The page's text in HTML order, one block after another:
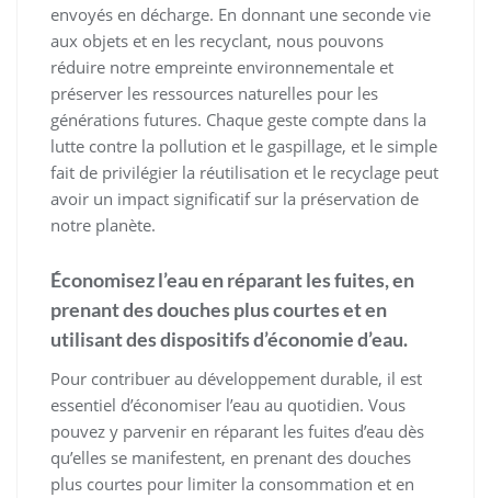
envoyés en décharge. En donnant une seconde vie
aux objets et en les recyclant, nous pouvons
réduire notre empreinte environnementale et
préserver les ressources naturelles pour les
générations futures. Chaque geste compte dans la
lutte contre la pollution et le gaspillage, et le simple
fait de privilégier la réutilisation et le recyclage peut
avoir un impact significatif sur la préservation de
notre planète.
Économisez l’eau en réparant les fuites, en
prenant des douches plus courtes et en
utilisant des dispositifs d’économie d’eau.
Pour contribuer au développement durable, il est
essentiel d’économiser l’eau au quotidien. Vous
pouvez y parvenir en réparant les fuites d’eau dès
qu’elles se manifestent, en prenant des douches
plus courtes pour limiter la consommation et en